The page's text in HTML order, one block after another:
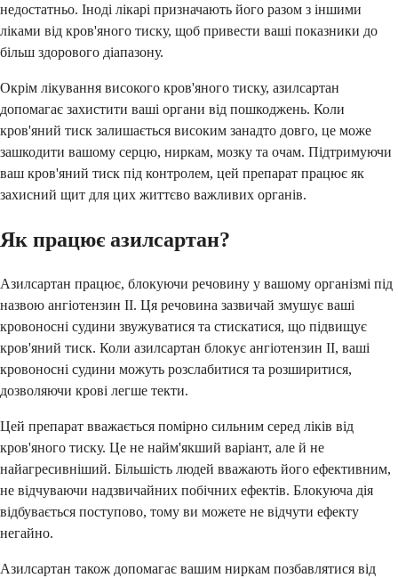
недостатньо. Іноді лікарі призначають його разом з іншими
ліками від кров'яного тиску, щоб привести ваші показники до
більш здорового діапазону.
Окрім лікування високого кров'яного тиску, азилсартан
допомагає захистити ваші органи від пошкоджень. Коли
кров'яний тиск залишається високим занадто довго, це може
зашкодити вашому серцю, ниркам, мозку та очам. Підтримуючи
ваш кров'яний тиск під контролем, цей препарат працює як
захисний щит для цих життєво важливих органів.
Як працює азилсартан?
Азилсартан працює, блокуючи речовину у вашому організмі під
назвою ангіотензин II. Ця речовина зазвичай змушує ваші
кровоносні судини звужуватися та стискатися, що підвищує
кров'яний тиск. Коли азилсартан блокує ангіотензин II, ваші
кровоносні судини можуть розслабитися та розширитися,
дозволяючи крові легше текти.
Цей препарат вважається помірно сильним серед ліків від
кров'яного тиску. Це не найм'якший варіант, але й не
найагресивніший. Більшість людей вважають його ефективним,
не відчуваючи надзвичайних побічних ефектів. Блокуюча дія
відбувається поступово, тому ви можете не відчути ефекту
негайно.
Азилсартан також допомагає вашим ниркам позбавлятися від